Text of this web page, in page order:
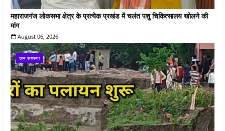
महाराजगंज लोकसभा क्षेत्र के प्रत्येक प्रखंड में चलंत पशु चिकित्सालय खोलने की
मांग
August 06, 2026
जन समस्या